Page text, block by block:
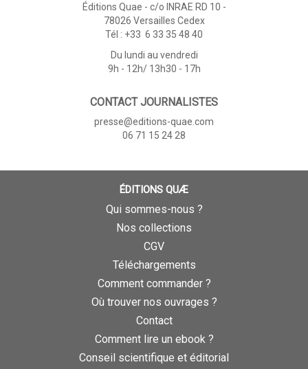
Éditions Quae - c/o INRAE RD 10 -
78026 Versailles Cedex
Tél : +33 6 33 35 48 40
Du lundi au vendredi
9h - 12h/ 13h30 - 17h
CONTACT JOURNALISTES
presse@editions-quae.com
06 71 15 24 28
ÉDITIONS QUÆ
Qui sommes-nous ?
Nos collections
CGV
Téléchargements
Comment commander ?
Où trouver nos ouvrages ?
Contact
Comment lire un ebook ?
Conseil scientifique et éditorial